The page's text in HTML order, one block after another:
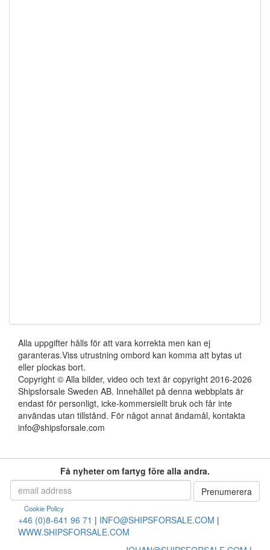
Alla uppgifter hålls för att vara korrekta men kan ej
garanteras.Viss utrustning ombord kan komma att bytas ut
eller plockas bort.
Copyright © Alla bilder, video och text är copyright 2016-2026
Shipsforsale Sweden AB. Innehållet på denna webbplats är
endast för personligt, icke-kommersiellt bruk och får inte
användas utan tillstånd. För något annat ändamål, kontakta
info@shipsforsale.com
Få nyheter om fartyg före alla andra.
Cookie Policy
+46 (0)8-641 96 71 | INFO@SHIPSFORSALE.COM |
WWW.SHIPSFORSALE.COM